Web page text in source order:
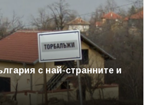
с най-странните и